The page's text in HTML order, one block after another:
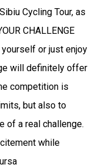
Cycling Tour, as
CHALLENGE
or just enjoy
will definitely offer
competition is
but also to
of a real challenge.
while